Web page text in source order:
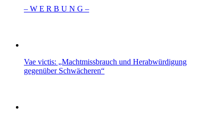
– W Ε R Β U Ν G –
Vae victis: „Machtmissbrauch und Herabwürdigung
gegenüber Schwächeren“